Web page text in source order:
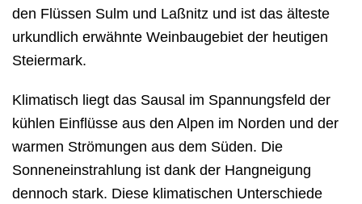
den Flüssen Sulm und Laßnitz und ist das älteste
urkundlich erwähnte Weinbaugebiet der heutigen
Steiermark.
Klimatisch liegt das Sausal im Spannungsfeld der
kühlen Einflüsse aus den Alpen im Norden und der
warmen Strömungen aus dem Süden. Die
Sonneneinstrahlung ist dank der Hangneigung
dennoch stark. Diese klimatischen Unterschiede